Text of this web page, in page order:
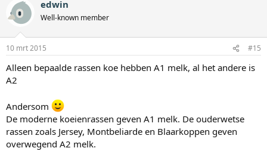
edwin
Well-known member
10 mrt 2015 #15
Alleen bepaalde rassen koe hebben A1 melk, al het andere is
A2
Andersom
De moderne koeienrassen geven A1 melk. De ouderwetse
rassen zoals Jersey, Montbeliarde en Blaarkoppen geven
overwegend A2 melk.